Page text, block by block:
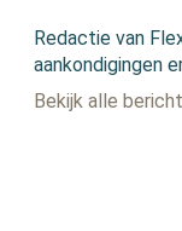
Redactie van
aankondigingen
Bekijk alle